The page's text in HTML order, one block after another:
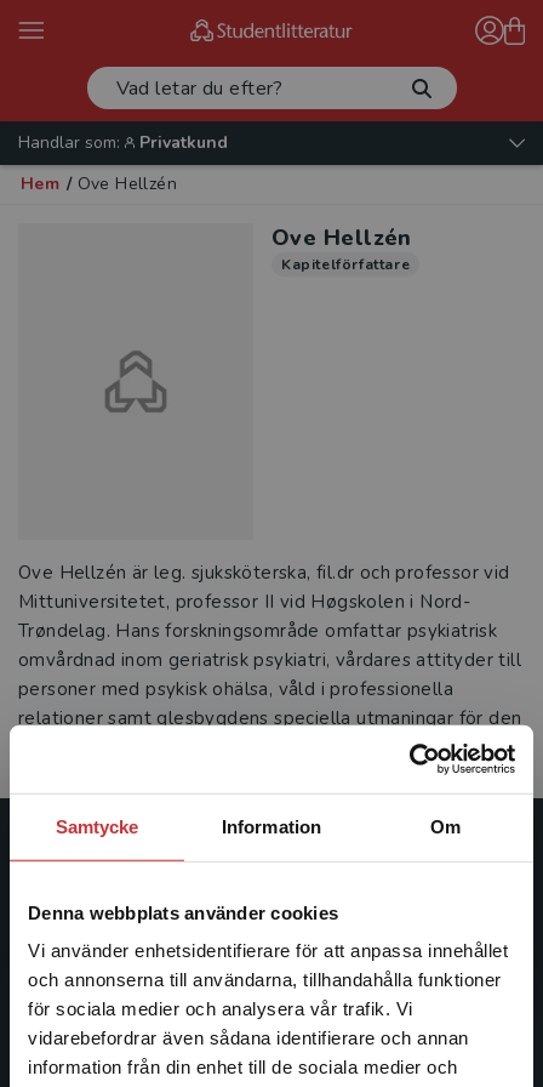
Samtycke Information Om
Denna webbplats använder cookies
Vi använder enhetsidentifierare för att anpassa innehållet
och annonserna till användarna, tillhandahålla funktioner
för sociala medier och analysera vår trafik. Vi
vidarebefordrar även sådana identifierare och annan
information från din enhet till de sociala medier och
Begränsad fraktregion
Handlar som:
Privatkund
Hem / Ove Hellzén
Ove Hellzén
Kapitelförfattare
Ove Hellzén är leg. sjuksköterska, fil.dr och professor vid
Mittuniversitetet, professor II vid Høgskolen i Nord-
Trøndelag. Hans forskningsområde omfattar psykiatrisk
omvårdnad inom geriatrisk psykiatri, vårdares attityder till
personer med psykisk ohälsa, våld i professionella
relationer samt glesbygdens speciella utmaningar för den
Studentlitteratur
Studentlitteratur grundades 1963 och är idag Sveriges
ledande utbildningsförlag. Med läromedel, kurslitteratur,
facklitteratur, utbildningar och digitala
informationstjänster i utbudet, finns Studentlitteratur med
längs hela kunskapsresan.